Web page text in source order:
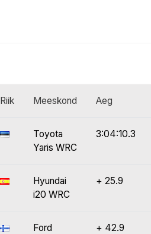
Riik Meeskond Aeg
Toyota
Yaris WRC
3:04:10.3
Hyundai
i20 WRC
+ 25.9
Ford
+ 42.9